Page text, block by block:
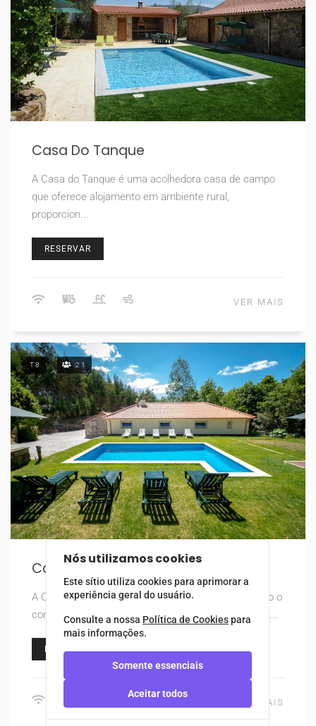
Casa Do Tanque
A Casa do Tanque é uma acolhedora casa de campo
que oferece alojamento em ambiente rural,
proporcion...
RESERVAR
VER MAIS
T8 21
Casa Do Pioledo
A Casa do Pioledo é uma casa recuperada com todo o
conforto e bom gosto, mantendo a sua traça e cara...
RESERVAR
VER MAIS
Nós utilizamos cookies
Este sítio utiliza cookies para aprimorar a
experiência geral do usuário.
Consulte a nossa Política de Cookiespara
mais informações.
Somente essenciais
Aceitar todos